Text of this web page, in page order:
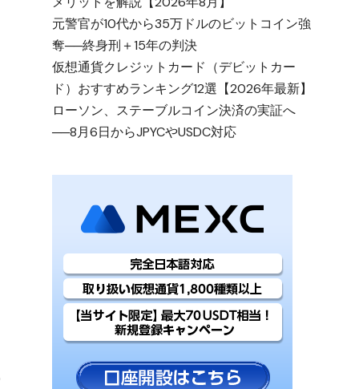
元警官が10代から35万ドルのビットコイン強
奪──終身刑＋15年の判決
仮想通貨クレジットカード（デビットカー
ド）おすすめランキング12選【2026年最新】
ローソン、ステーブルコイン決済の実証へ
──8月6日からJPYCやUSDC対応